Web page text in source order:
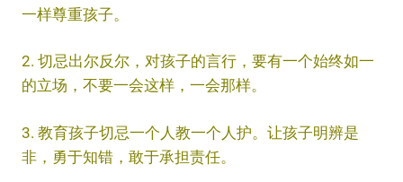
一样尊重孩子。
2. 切忌出尔反尔，对孩子的言行，要有一个始终如一
的立场，不要一会这样，一会那样。
3. 教育孩子切忌一个人教一个人护。让孩子明辨是
非，勇于知错，敢于承担责任。